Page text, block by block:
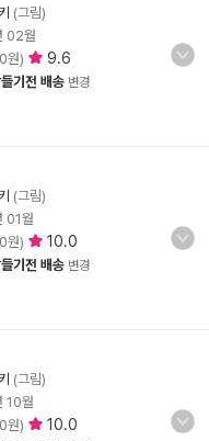
(그림)
02월
원) 9.6
기전 배송 변경
(그림)
01월
원) 10.0
기전 배송 변경
(그림)
10월
원) 10.0